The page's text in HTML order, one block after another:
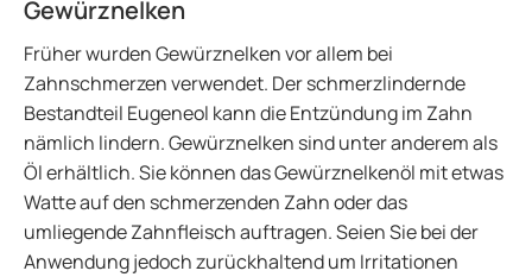
Gewürznelken
Früher wurden Gewürznelken vor allem bei
Zahnschmerzen verwendet. Der schmerzlindernde
Bestandteil Eugeneol kann die Entzündung im Zahn
nämlich lindern. Gewürznelken sind unter anderem als
Öl erhältlich. Sie können das Gewürznelkenöl mit etwas
Watte auf den schmerzenden Zahn oder das
umliegende Zahnfleisch auftragen. Seien Sie bei der
Anwendung jedoch zurückhaltend um Irritationen